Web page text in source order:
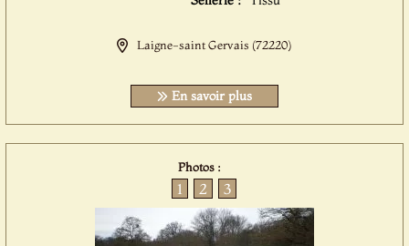
Laigne-saint Gervais (72220)
En savoir plus
Photos :
1 2 3